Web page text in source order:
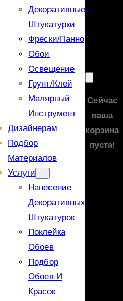
Декоративные
Штукатурки
Фрески/панно
Обои
Освещение
Грунт/Клей
Малярный
Инструмент
Дизайнерам
Подбор
Материалов
Услуги
Нанесение
Декоративных
Штукатурок
Поклейка
Обоев
Подбор
Обоев И
Красок
Сейчас
ваша
корзина
пуста!